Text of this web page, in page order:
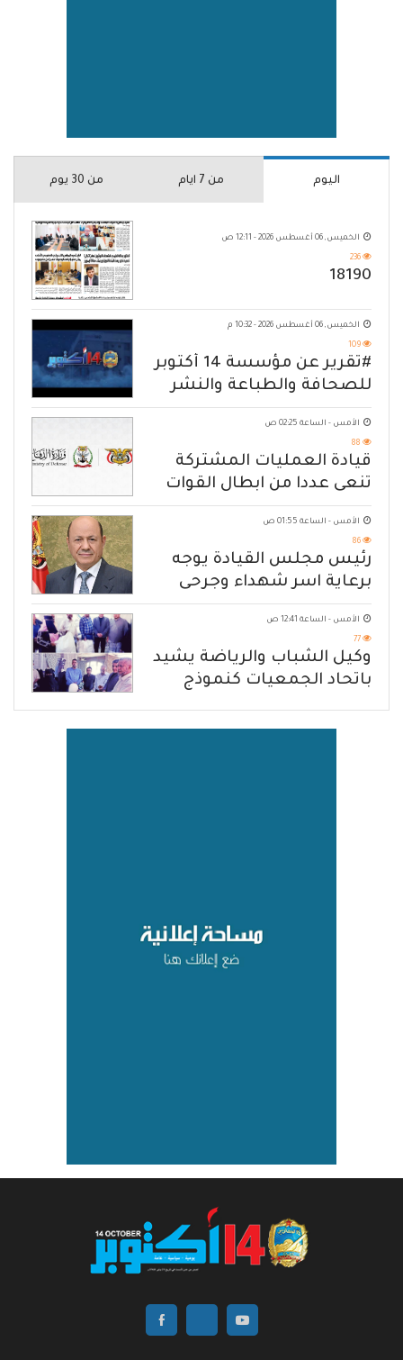
اليوم من 7 ايام من 30 يوم
الخميس, 06 أغسطس 2026 - 12:11 ص
236
18190
الخميس, 06 أغسطس 2026 - 10:32 م
109
#تقرير عن مؤسسة 14 أكتوبر
للصحافة والطباعة والنشر
الأمس - الساعة 02:25 ص
88
قيادة العمليات المشتركة
تنعى عددا من ابطال القوات
المسلحة
الأمس - الساعة 01:55 ص
86
رئيس مجلس القيادة يوجه
برعاية اسر شهداء وجرحى
الهجوم الإرهابي الحوثي والرد
الحازم على مصدر التهديد
الأمس - الساعة 12:41 ص
77
وكيل الشباب والرياضة يشيد
باتحاد الجمعيات كنموذج